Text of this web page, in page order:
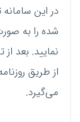
در این
شده را به
نمایید. بعد
از طریق
می‌گیرد.